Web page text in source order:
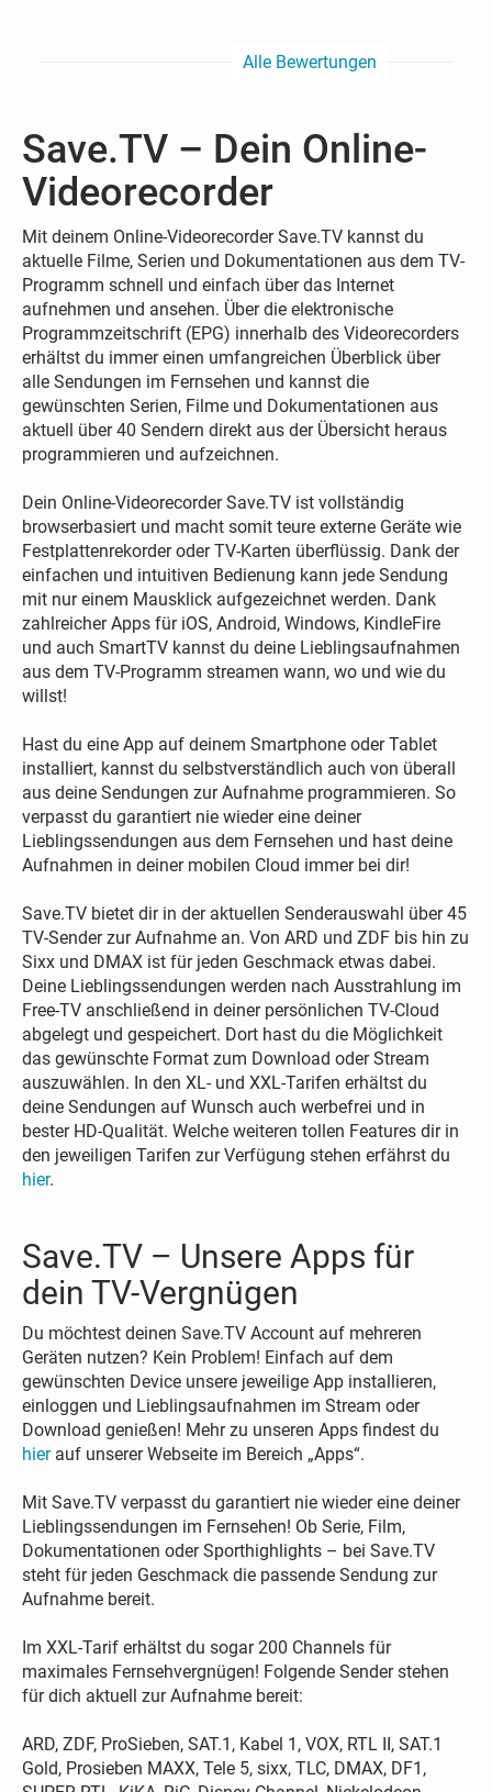
Alle Bewertungen
Save.TV – Dein Online-
Videorecorder
Mit deinem Online-Videorecorder Save.TV kannst du
aktuelle Filme, Serien und Dokumentationen aus dem TV-
Programm schnell und einfach über das Internet
aufnehmen und ansehen. Über die elektronische
Programmzeitschrift (EPG) innerhalb des Videorecorders
erhältst du immer einen umfangreichen Überblick über
alle Sendungen im Fernsehen und kannst die
gewünschten Serien, Filme und Dokumentationen aus
aktuell über 40 Sendern direkt aus der Übersicht heraus
programmieren und aufzeichnen.
Dein Online-Videorecorder Save.TV ist vollständig
browserbasiert und macht somit teure externe Geräte wie
Festplattenrekorder oder TV-Karten überflüssig. Dank der
einfachen und intuitiven Bedienung kann jede Sendung
mit nur einem Mausklick aufgezeichnet werden. Dank
zahlreicher Apps für iOS, Android, Windows, KindleFire
und auch SmartTV kannst du deine Lieblingsaufnahmen
aus dem TV-Programm streamen wann, wo und wie du
willst!
Hast du eine App auf deinem Smartphone oder Tablet
installiert, kannst du selbstverständlich auch von überall
aus deine Sendungen zur Aufnahme programmieren. So
verpasst du garantiert nie wieder eine deiner
Lieblingssendungen aus dem Fernsehen und hast deine
Aufnahmen in deiner mobilen Cloud immer bei dir!
Save.TV bietet dir in der aktuellen Senderauswahl über 45
TV-Sender zur Aufnahme an. Von ARD und ZDF bis hin zu
Sixx und DMAX ist für jeden Geschmack etwas dabei.
Deine Lieblingssendungen werden nach Ausstrahlung im
Free-TV anschließend in deiner persönlichen TV-Cloud
abgelegt und gespeichert. Dort hast du die Möglichkeit
das gewünschte Format zum Download oder Stream
auszuwählen. In den XL- und XXL-Tarifen erhältst du
deine Sendungen auf Wunsch auch werbefrei und in
bester HD-Qualität. Welche weiteren tollen Features dir in
den jeweiligen Tarifen zur Verfügung stehen erfährst du
hier.
Save.TV – Unsere Apps für
dein TV-Vergnügen
Du möchtest deinen Save.TV Account auf mehreren
Geräten nutzen? Kein Problem! Einfach auf dem
gewünschten Device unsere jeweilige App installieren,
einloggen und Lieblingsaufnahmen im Stream oder
Download genießen! Mehr zu unseren Apps findest du
hierauf unserer Webseite im Bereich „Apps“.
Mit Save.TV verpasst du garantiert nie wieder eine deiner
Lieblingssendungen im Fernsehen! Ob Serie, Film,
Dokumentationen oder Sporthighlights – bei Save.TV
steht für jeden Geschmack die passende Sendung zur
Aufnahme bereit.
Im XXL-Tarif erhältst du sogar 200 Channels für
maximales Fernsehvergnügen! Folgende Sender stehen
für dich aktuell zur Aufnahme bereit:
ARD, ZDF, ProSieben, SAT.1, Kabel 1, VOX, RTL II, SAT.1
Gold, Prosieben MAXX, Tele 5, sixx, TLC, DMAX, DF1,